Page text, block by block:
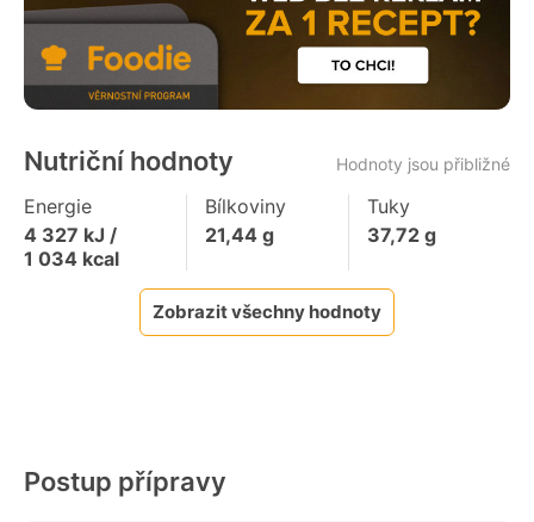
Nutriční hodnoty Hodnoty jsou přibližné
Energie
4 327 kJ /
1 034 kcal
Bílkoviny
21,44 g
Tuky
37,72g
Zobrazit všechny hodnoty
Postup přípravy